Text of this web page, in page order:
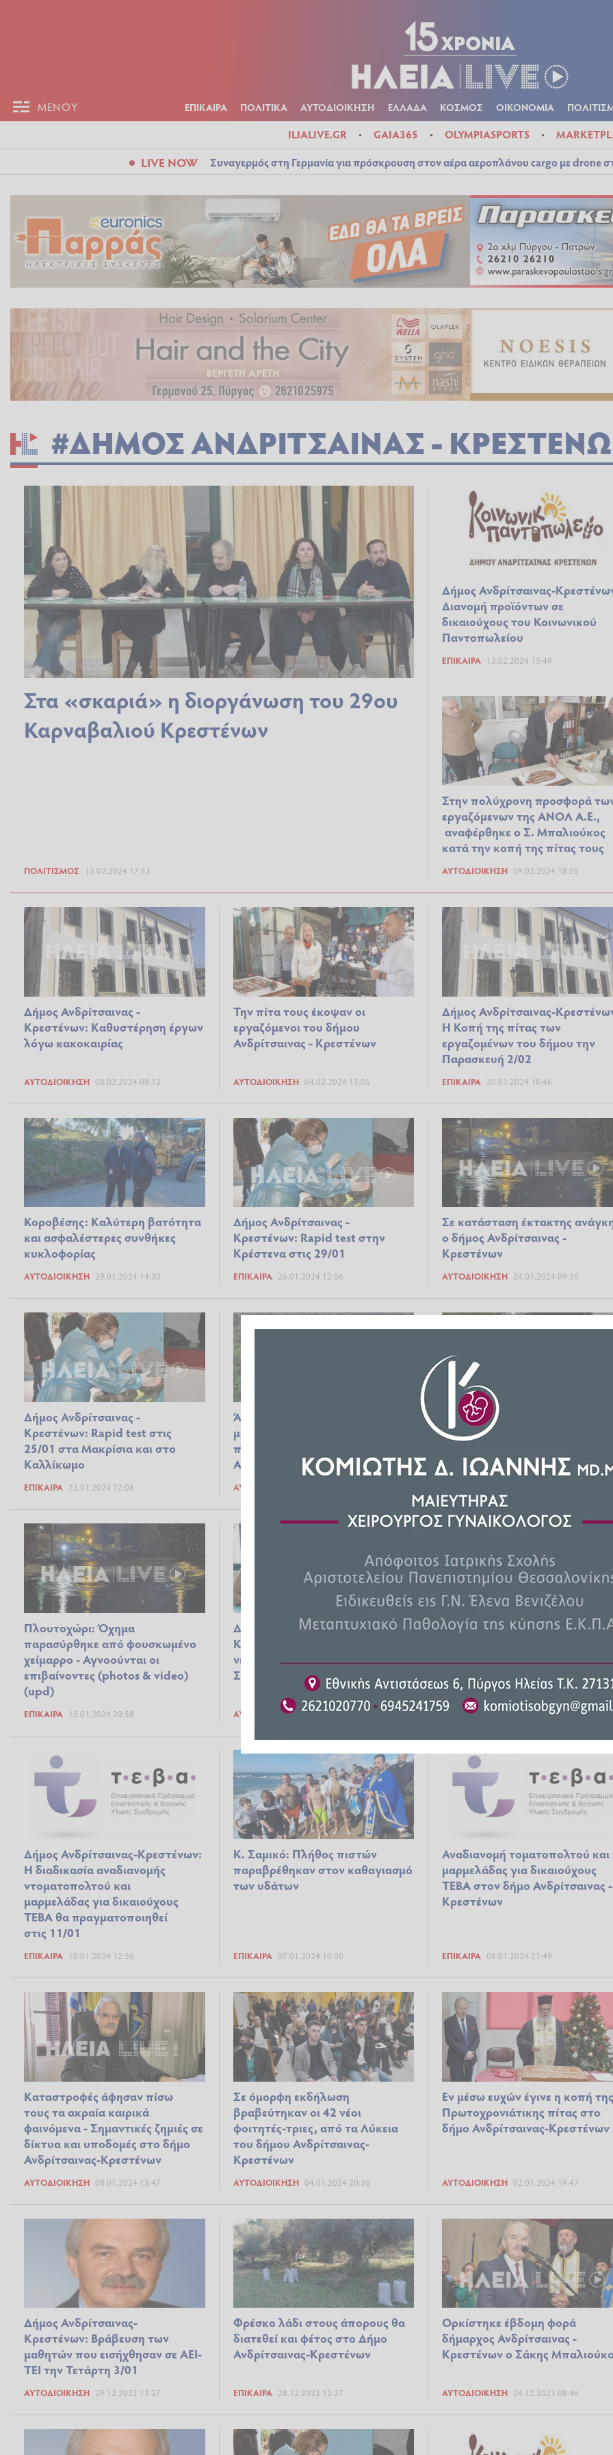
ΜΕΝΟΥ ΕΠΙΚΑΙΡΑ ΠΟΛΙΤΙΚΑ ΑΥΤΟΔΙΟΙΚΗΣΗ ΕΛΛΑΔΑ ΚΟΣΜΟΣ ΟΙΚΟΝΟΜΙΑ
ILIALIVE.GR GAIA365 OLYMPIASPORTS
LIVE NOW Συναγερμός στη Γερμανία για πρόσκρουση στον αέρα αεροπλάνου cargo με drone
#ΔΗΜΟΣ ΑΝΔΡΙΤΣΑΙΝΑΣ -
Στα «σκαριά» η διοργάνωση του 29ου
Καρναβαλιού Κρεστένων
ΠΟΛΙΤΙΣΜΌΣ 13.02.2024 17:53
Δήμος Ανδρίτσαινας-
Διανομή προϊόντων σε
δικαιούχους του Κοινωνικού
Παντοπωλείου
ΕΠΊΚΑΙΡΑ 13.02.2024 15:49
Στην πολύχρονη προσφορά
εργαζόμενων της ΑΝΟΛ Α.Ε.,
αναφέρθηκε ο Σ. Μπαλιούκος
κατά την κοπή της πίτας τους
ΑΥΤΟΔΙΟΊΚΗΣΗ 09.02.2024 18:55
Δήμος Ανδρίτσαινας -
Κρεστένων: Καθυστέρηση έργων
λόγω κακοκαιρίας
ΑΥΤΟΔΙΟΊΚΗΣΗ 08.02.2024 08:12
Την πίτα τους έκοψαν οι
εργαζόμενοι του δήμου
Ανδρίτσαινας - Κρεστένων
ΑΥΤΟΔΙΟΊΚΗΣΗ 04.02.2024 13:05
Δήμος Ανδρίτσαινας-
Η Κοπή της πίτας των
εργαζομένων του δήμου την
Παρασκευή 2/02
ΕΠΊΚΑΙΡΑ 30.01.2024 18:46
Κοροβέσης: Καλύτερη βατότητα
και ασφαλέστερες συνθήκες
κυκλοφορίας
ΑΥΤΟΔΙΟΊΚΗΣΗ 29.01.2024 14:30
Δήμος Ανδρίτσαινας -
Κρεστένων: Rapid test στην
Κρέστενα στις 29/01
ΕΠΊΚΑΙΡΑ 26.01.2024 12:06
Σε κατάσταση έκτακτης
ο δήμος Ανδρίτσαινας -
Κρεστένων
ΑΥΤΟΔΙΟΊΚΗΣΗ 24.01.2024 09:30
Δήμος Ανδρίτσαινας -
Κρεστένων: Rapid test στις
25/01 στα Μακρίσια και στο
Kαλλίκωμο
ΕΠΊΚΑΙΡΑ 23.01.2024 12:08
Άμεσες παρεμβάσεις απαιτούν οι
μεγάλες καταστροφές από τις
πλημμύρες στο Δήμο
Ανδρίτσαινας-Κρεστένων
ΑΥΤΟΔΙΟΊΚΗΣΗ
Φωτογραφία ντοκουμέντο: Το
μοιραίο αυτοκίνητο πριν χαθεί
Πλουτοχώρι: Όχημα
παρασύρθηκε από φουσκωμένο
χείμαρρο - Αγνοούνται οι
επιβαίνοντες (photos & video)
(upd)
ΕΠΊΚΑΙΡΑ 15.01.2024 20:58
Δήμος Ανδρίτσαινας -
Κρεστένων: Η Δ. Ζαφειροπούλου
νέα πρόεδρος του Δημοτικού
Συμβουλίου
ΑΥΤΟΔΙΟΊΚΗΣΗ 14.01.2024 16:54
Δήμος Ανδρίτσαινας -
Κρέστενα στις 12/01
ΕΠΊΚΑΙΡΑ 11.01.2024 10:34
Δήμος Ανδρίτσαινας-Κρεστένων:
Η διαδικασία αναδιανομής
ντοματοπολτού και
μαρμελάδας για δικαιούχους
ΤΕΒΑ θα πραγματοποιηθεί
στις 11/01
ΕΠΊΚΑΙΡΑ 10.01.2024 12:56
Κ. Σαμικό: Πλήθος πιστών
παραβρέθηκαν στον καθαγιασμό
των υδάτων
ΕΠΊΚΑΙΡΑ 07.01.2024 10:00
Αναδιανομή τοματοπολτού και
μαρμελάδας για δικαιούχους
ΤΕΒΑ στον δήμο Ανδρίτσαινας -
Κρεστένων
ΕΠΊΚΑΙΡΑ 08.01.2024 21:49
Καταστροφές άφησαν πίσω
τους τα ακραία καιρικά
φαινόμενα - Σημαντικές ζημιές σε
δίκτυα και υποδομές στο δήμο
Ανδρίτσαινας-Κρεστένων
ΑΥΤΟΔΙΟΊΚΗΣΗ 08.01.2024 13:47
Σε όμορφη εκδήλωση
βραβεύτηκαν οι 42 νέοι
φοιτητές-τριες, από τα Λύκεια
του δήμου Ανδρίτσαινας-
Κρεστένων
ΑΥΤΟΔΙΟΊΚΗΣΗ 04.01.2024 20:36
Εν μέσω ευχών έγινε η κοπή
Πρωτοχρονιάτικης πίτας στο
δήμο Ανδρίτσαινας-Κρεστένων
ΑΥΤΟΔΙΟΊΚΗΣΗ 02.01.2024 19:47
Δήμος Ανδρίτσαινας-
Κρεστένων: Βράβευση των
μαθητών που εισήχθησαν σε ΑΕΙ-
ΤΕΙ την Τετάρτη 3/01
ΑΥΤΟΔΙΟΊΚΗΣΗ 29.12.2023 13:27
Φρέσκο λάδι στους άπορους θα
διατεθεί και φέτος στο Δήμο
Ανδρίτσαινας-Κρεστένων
ΕΠΊΚΑΙΡΑ 28.12.2023 13:27
Ορκίστηκε έβδομη φορά
δήμαρχος Ανδρίτσαινας -
Κρεστένων ο Σάκης
ΑΥΤΟΔΙΟΊΚΗΣΗ 24.12.2023 08:46